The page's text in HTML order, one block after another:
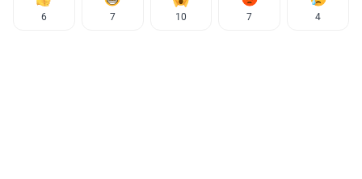
6 7 10 7 4